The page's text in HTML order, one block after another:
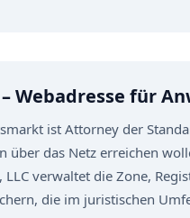
– Webadresse für
ist Attorney der
über das Netz erreichen
verwaltet die Zone,
die im juristischen